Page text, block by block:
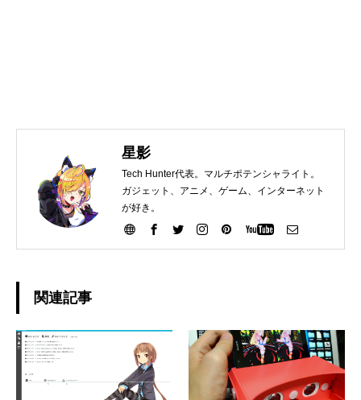
星影
Tech Hunter代表。マルチポテンシャライト。
ガジェット、アニメ、ゲーム、インターネット
が好き。
関連記事